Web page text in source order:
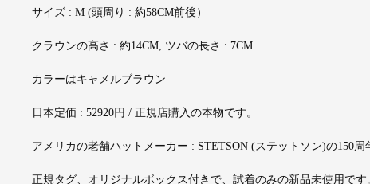
サイズ : M (頭周り : 約58CM前後）
クラウンの高さ : 約14CM, ツバの長さ : 7CM
カラーはキャメルブラウン
日本定価 : 52920円 / 正規店購入の本物です。
アメリカの老舗ハットメーカー : STETSON (ステットソン)の150
正規タグ、オリジナルボックス付きで、試着のみの新品未使用です